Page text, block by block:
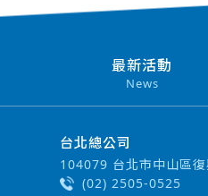
最新活動
News
台北總公司
104079 台北市中山區
(02) 2505-0525